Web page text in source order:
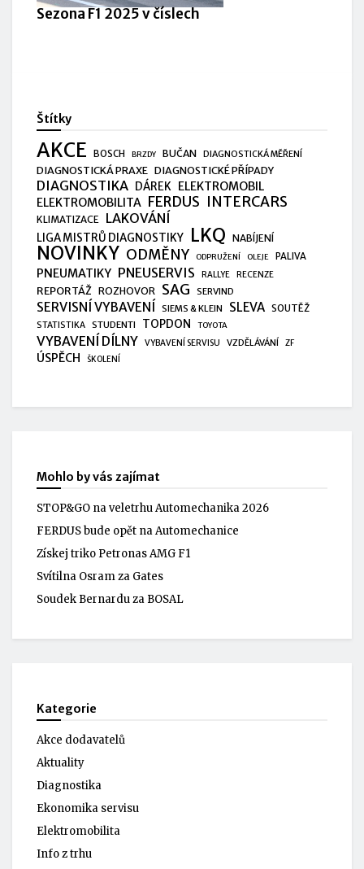
Sezona F1 2025 v číslech
Štítky
AKCE BOSCH BRZDY BUČAN DIAGNOSTICKÁ MĚŘENÍ
DIAGNOSTICKÁ PRAXE DIAGNOSTICKÉ PŘÍPADY
DIAGNOSTIKA DÁREK ELEKTROMOBIL
ELEKTROMOBILITA FERDUS INTERCARS
KLIMATIZACE LAKOVÁNÍ
LIGA MISTRŮ DIAGNOSTIKY LKQ NABÍJENÍ
NOVINKY ODMĚNY ODPRUŽENÍ OLEJE PALIVA
PNEUMATIKY PNEUSERVIS RALLYE RECENZE
REPORTÁŽ ROZHOVOR SAG SERVIND
SERVISNÍ VYBAVENÍ SIEMS & KLEIN SLEVA SOUTĚŽ
STATISTIKA STUDENTI TOPDON TOYOTA
VYBAVENÍ DÍLNY VYBAVENÍ SERVISU VZDĚLÁVÁNÍ ZF
ÚSPĚCH ŠKOLENÍ
Mohlo by vás zajímat
STOP&GO na veletrhu Automechanika 2026
FERDUS bude opět na Automechanice
Získej triko Petronas AMG F1
Svítilna Osram za Gates
Soudek Bernardu za BOSAL
Kategorie
Akce dodavatelů
Aktuality
Diagnostika
Ekonomika servisu
Elektromobilita
Info z trhu